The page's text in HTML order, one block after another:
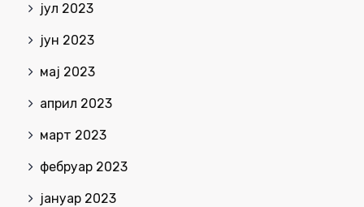
јул 2023
јун 2023
мај 2023
април 2023
март 2023
фебруар 2023
јануар 2023